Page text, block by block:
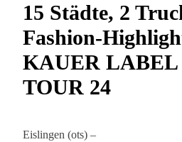
15 Städte, 2
Fashion-
KAUER LABEL
TOUR 24
Eislingen (ots) –